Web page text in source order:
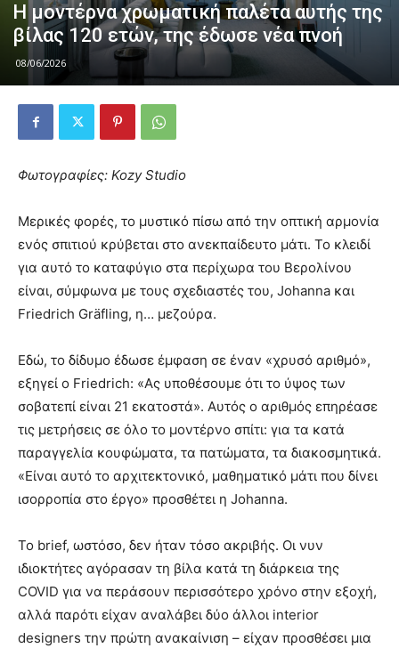
Η μοντέρνα χρωματική παλέτα αυτής της
βίλας 120 ετών, της έδωσε νέα πνοή
08/06/2026
Φωτογραφίες: Kozy Studio
Μερικές φορές, το μυστικό πίσω από την οπτική αρμονία
ενός σπιτιού κρύβεται στο ανεκπαίδευτο μάτι. Το κλειδί
για αυτό το καταφύγιο στα περίχωρα του Βερολίνου
είναι, σύμφωνα με τους σχεδιαστές του, Johanna και
Friedrich Gräfling, η… μεζούρα.
Εδώ, το δίδυμο έδωσε έμφαση σε έναν «χρυσό αριθμό»,
εξηγεί ο Friedrich: «Ας υποθέσουμε ότι το ύψος των
σοβατεπί είναι 21 εκατοστά». Αυτός ο αριθμός επηρέασε
τις μετρήσεις σε όλο το μοντέρνο σπίτι: για τα κατά
παραγγελία κουφώματα, τα πατώματα, τα διακοσμητικά.
«Είναι αυτό το αρχιτεκτονικό, μαθηματικό μάτι που δίνει
ισορροπία στο έργο» προσθέτει η Johanna.
Το brief, ωστόσο, δεν ήταν τόσο ακριβής. Οι νυν
ιδιοκτήτες αγόρασαν τη βίλα κατά τη διάρκεια της
COVID για να περάσουν περισσότερο χρόνο στην εξοχή,
αλλά παρότι είχαν αναλάβει δύο άλλοι interior
designers την πρώτη ανακαίνιση – είχαν προσθέσει μια